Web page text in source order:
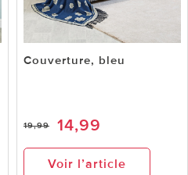
Couverture, bleu
19,99 14,99
Voir l’article